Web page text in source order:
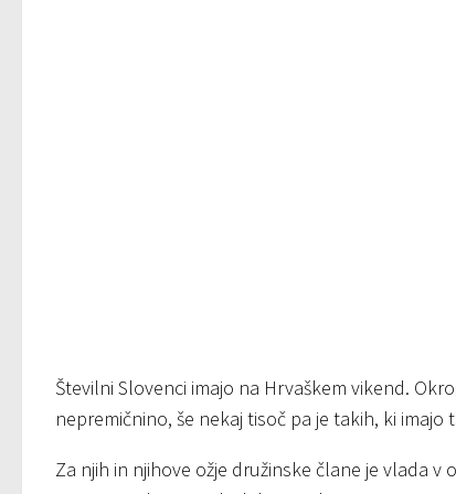
Številni Slovenci imajo na Hrvaškem vikend.
nepremičnino, še nekaj tisoč pa je takih, ki imajo
Za njih in njihove ožje družinske člane je vlada